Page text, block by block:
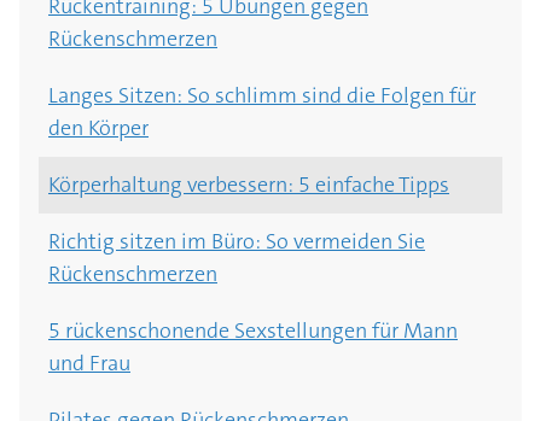
Rückentraining: 5 Übungen gegen
Rückenschmerzen
Langes Sitzen: So schlimm sind die Folgen für
den Körper
Körperhaltung verbessern: 5 einfache Tipps
Richtig sitzen im Büro: So vermeiden Sie
Rückenschmerzen
5 rückenschonende Sexstellungen für Mann
und Frau